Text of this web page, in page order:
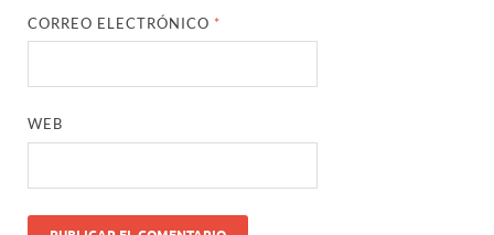
CORREO ELECTRÓNICO *
WEB